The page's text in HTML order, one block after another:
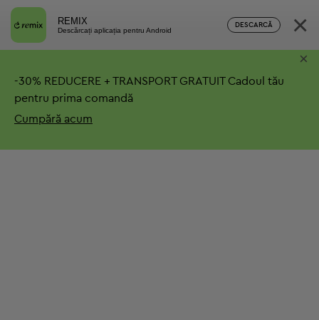
REMIX
Descărcați aplicația pentru Android
DESCARCĂ ×
-30% REDUCERE + TRANSPORT GRATUITCadoul tău
pentru prima comandă
Cumpără acum
×